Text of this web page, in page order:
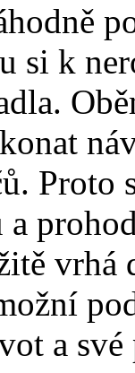
si k
Proto
a
a své